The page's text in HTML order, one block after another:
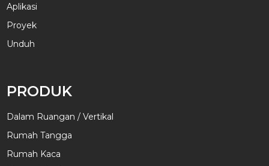
Aplikasi
Proyek
Unduh
PRODUK
Dalam Ruangan / Vertikal
Rumah Tangga
Rumah Kaca